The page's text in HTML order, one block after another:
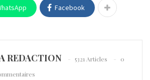
Facebook
REDACTION 5321 Articles
0